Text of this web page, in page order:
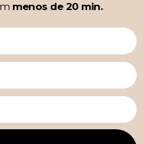
menos de 20 min.